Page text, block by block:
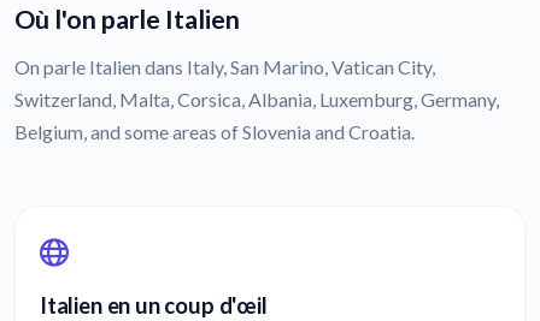
Où l'on parle Italien
On parle Italien dans Italy, San Marino, Vatican City,
Switzerland, Malta, Corsica, Albania, Luxemburg, Germany,
Belgium, and some areas of Slovenia and Croatia.
Italien en un coup d'œil